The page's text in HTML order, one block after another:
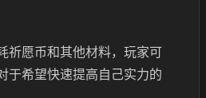
祈愿币和其他材料，玩家可
于希望快速提高自己实力的